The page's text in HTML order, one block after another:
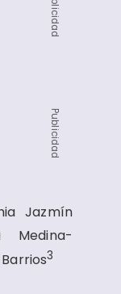
Publicidad
Publicidad
Jazmín
Medina-
3